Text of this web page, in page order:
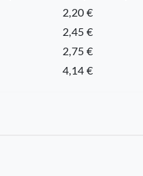
2,20 €
2,45 €
2,75 €
4,14 €